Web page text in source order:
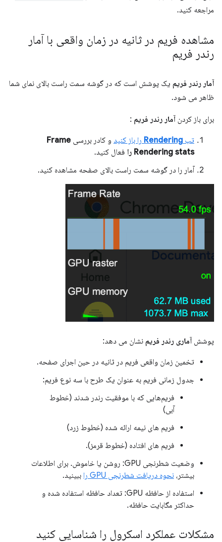
مراجعه کنید.
مشاهده فریم در ثانیه در زمان واقعی با آمار
رندر فریم
آمار رندر فریم یک پوشش است که در گوشه سمت راست بالای نمای شما
ظاهر می شود.
برای باز کردن آمار رندر فریم :
تب Rendering را باز کنید و کادر بررسی Frame
Rendering stats را
فعال کنید.
آمار را در گوشه سمت راست بالای صفحه مشاهده کنید.
پوشش آماری رندر فریم نشان می دهد:
تخمین زمان واقعی فریم در ثانیه در حین اجرای صفحه.
جدول زمانی فریم به عنوان یک طرح با سه نوع فریم:
فریم‌هایی که با موفقیت رندر شدند (خطوط
آبی)
فریم های نیمه ارائه شده (خطوط زرد)
فریم های افتاده (خطوط قرمز).
وضعیت شطرنجی GPU: روشن یا خاموش. برای اطلاعات
بیشتر، نحوه دریافت شطرنجی GPU را
ببینید.
استفاده از حافظه GPU: تعداد حافظه استفاده شده و
حداکثر مگابایت حافظه.
مشکلات عملکرد اسکرول را شناسایی کنید